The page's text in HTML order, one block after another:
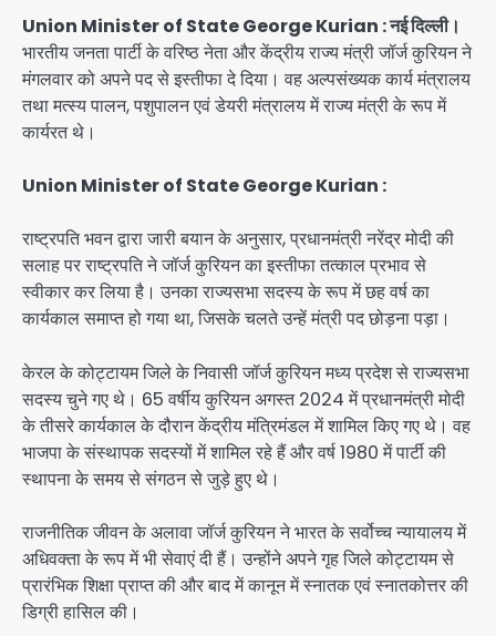
Union Minister of State George Kurian : नई दिल्ली।
भारतीय जनता पार्टी के वरिष्ठ नेता और केंद्रीय राज्य मंत्री जॉर्ज कुरियन ने
मंगलवार को अपने पद से इस्तीफा दे दिया। वह अल्पसंख्यक कार्य मंत्रालय
तथा मत्स्य पालन, पशुपालन एवं डेयरी मंत्रालय में राज्य मंत्री के रूप में
कार्यरत थे।
Union Minister of State George Kurian :
राष्ट्रपति भवन द्वारा जारी बयान के अनुसार, प्रधानमंत्री नरेंद्र मोदी की
सलाह पर राष्ट्रपति ने जॉर्ज कुरियन का इस्तीफा तत्काल प्रभाव से
स्वीकार कर लिया है। उनका राज्यसभा सदस्य के रूप में छह वर्ष का
कार्यकाल समाप्त हो गया था, जिसके चलते उन्हें मंत्री पद छोड़ना पड़ा।
केरल के कोट्टायम जिले के निवासी जॉर्ज कुरियन मध्य प्रदेश से राज्यसभा
सदस्य चुने गए थे। 65 वर्षीय कुरियन अगस्त 2024 में प्रधानमंत्री मोदी
के तीसरे कार्यकाल के दौरान केंद्रीय मंत्रिमंडल में शामिल किए गए थे। वह
भाजपा के संस्थापक सदस्यों में शामिल रहे हैं और वर्ष 1980 में पार्टी की
स्थापना के समय से संगठन से जुड़े हुए थे।
राजनीतिक जीवन के अलावा जॉर्ज कुरियन ने भारत के सर्वोच्च न्यायालय में
अधिवक्ता के रूप में भी सेवाएं दी हैं। उन्होंने अपने गृह जिले कोट्टायम से
प्रारंभिक शिक्षा प्राप्त की और बाद में कानून में स्नातक एवं स्नातकोत्तर की
डिग्री हासिल की।